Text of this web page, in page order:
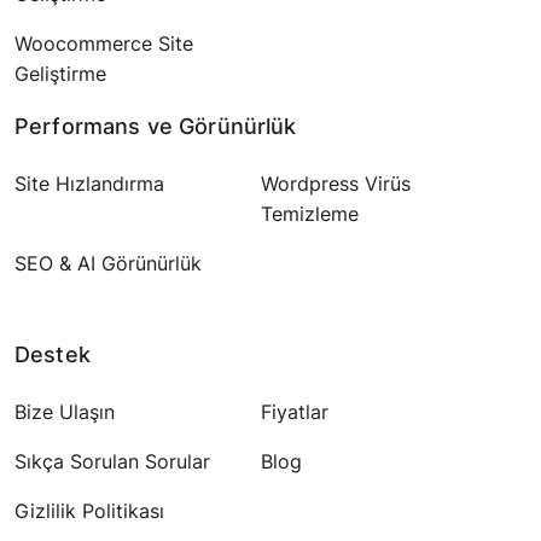
Woocommerce Site
Geliştirme
Performans ve Görünürlük
Site Hızlandırma
Wordpress Virüs
Temizleme
SEO & AI Görünürlük
Destek
Bize Ulaşın Fiyatlar
Sıkça Sorulan Sorular Blog
Gizlilik Politikası